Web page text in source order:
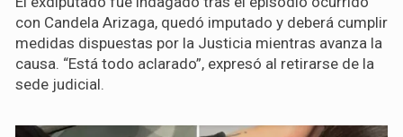
con Candela Arizaga, quedó imputado y deberá cumplir
medidas dispuestas por la Justicia mientras avanza la
causa. “Está todo aclarado”, expresó al retirarse de la
sede judicial.